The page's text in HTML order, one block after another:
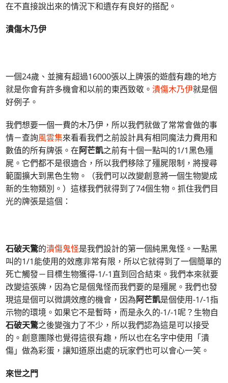
在不直接說出來的情況下和遺存有良好的搭配。
潰傷木乃伊
一個24歲、並擁有超過16000張以上牌張的遊戲有趣的地方
就是你會有許多機會和以前的東西致敬。潰傷木乃伊就是個
好例子。
我們想要一個一費的木乃伊，所以我們就做了常常會做的事
情－查詢風雲集來看看我們之前設計具有相同魔法力費用和
數值的所有牌張。在阿芒凱之前有十個一點叫的1/1黑色殭
屍。它們都不是很適合，所以我們移除了殭屍限制，將搜尋
範圍擴大到黑色生物。（我們可以改變創意將一個生物變成
新的生物類別。）這樣我們就得到了74個生物。抓住我們目
光的牌張是這個：
石破天驚的潰傷鬼怪是我們設計的第一個純黑鬼怪。一點黑
叫的1/1能使用的效應非常有限，所以它就得到了一個簡單的
死亡觸發－目標生物獲得-1/-1直到回合結束。我們本來就要
改變這張牌，因為它是個鬼怪而我們要的是殭屍。我們也發
現這是個可以微調效應的機會，因為阿芒凱是個使用-1/-1指
示物的環境。如果它不是暫時，而是永久的-1/-1呢？生物自
石破天驚之後變強力了不少，所以我們認為這是可以接受
的。創意團隊也覺得這很有趣，所以也在名字中使用「潰
傷」做為彩蛋，讓知道原出處的玩家們也可以會心一笑。
來世之門